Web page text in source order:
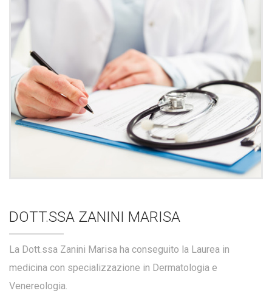
DOTT.SSA ZANINI MARISA
La Dott.ssa Zanini Marisa ha conseguito la Laurea in
medicina con specializzazione in Dermatologia e
Venereologia.